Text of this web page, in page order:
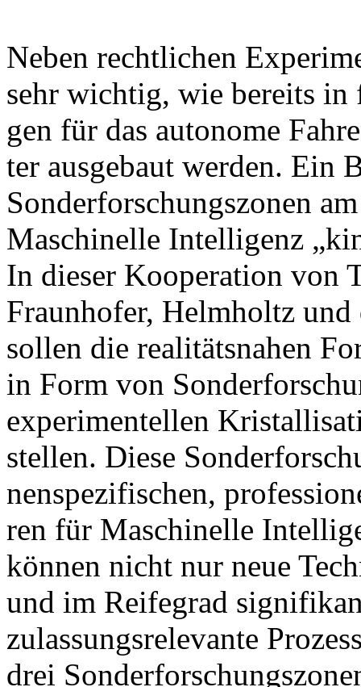
Ne­ben recht­li­chen
sehr wich­tig, wie be­reits
gen für das au­to­no­me
ter aus­ge­baut wer­den. Ein
Son­der­for­schungs­zo­nen
Ma­schi­nel­le In­tel­li­genz
In die­ser Ko­ope­ra­ti­on
Fraun­ho­fer, Helm­holtz
sol­len die rea­li­täts­na­hen
in Form von
ex­pe­ri­men­tel­len
stel­len. Die­se
nen­spe­zi­fi­schen,
ren für Ma­schi­nel­le
kön­nen nicht nur neue
und im Rei­fe­grad
zu­las­sungs­re­le­van­te
drei